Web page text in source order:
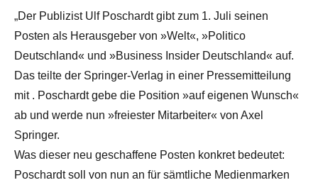
„Der Publizist Ulf Poschardt gibt zum 1. Juli seinen
Posten als Herausgeber von »Welt«, »Politico
Deutschland« und »Business Insider Deutschland« auf.
Das teilte der Springer-Verlag in einer Pressemitteilung
mit . Poschardt gebe die Position »auf eigenen Wunsch«
ab und werde nun »freiester Mitarbeiter« von Axel
Springer.
Was dieser neu geschaffene Posten konkret bedeutet:
Poschardt soll von nun an für sämtliche Medienmarken